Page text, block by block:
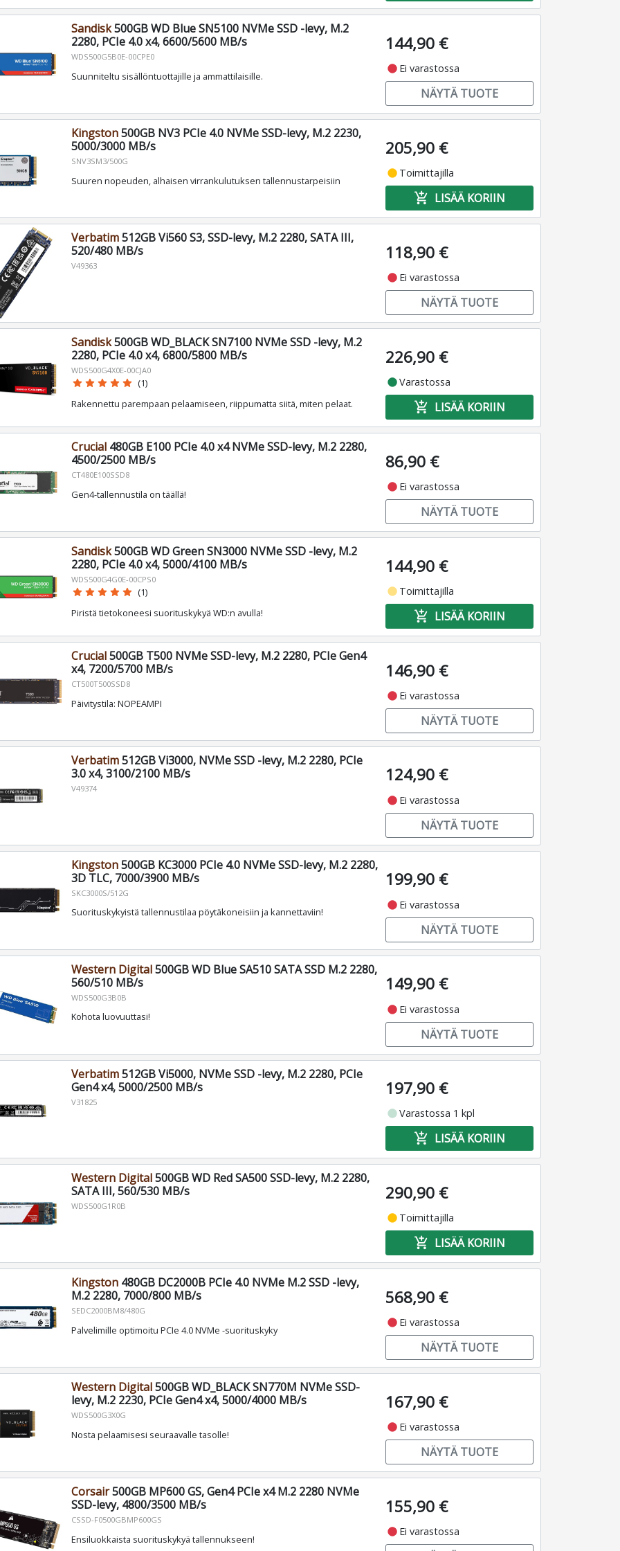
Sandisk500GB WD Blue SN5100 NVMe SSD -levy, M.2
2280, PCIe 4.0 x4, 6600/5600 MB/s
WDS500G5B0E-00CPE0
Suunniteltu sisällöntuottajille ja ammattilaisille.
144,90 €
fiber_manual_record Ei varastossa
NÄYTÄ TUOTE
Kingston500GB NV3 PCIe 4.0 NVMe SSD-levy, M.2 2230,
5000/3000 MB/s
SNV3SM3/500G
Suuren nopeuden, alhaisen virrankulutuksen tallennustarpeisiin
205,90 €
fiber_manual_record Toimittajilla
add_shopping_cart LISÄÄ KORIIN
Verbatim512GB Vi560 S3, SSD-levy, M.2 2280, SATA III,
520/480 MB/s
V49363
118,90 €
fiber_manual_record Ei varastossa
NÄYTÄ TUOTE
Sandisk500GB WD_BLACK SN7100 NVMe SSD -levy, M.2
2280, PCIe 4.0 x4, 6800/5800 MB/s
WDS500G4X0E-00CJA0
star star star star star (1)
Rakennettu parempaan pelaamiseen, riippumatta siitä, miten pelaat.
226,90 €
fiber_manual_recordVarastossa
add_shopping_cart LISÄÄ KORIIN
Crucial480GB E100 PCIe 4.0 x4 NVMe SSD-levy, M.2 2280,
4500/2500 MB/s
CT480E100SSD8
Gen4-tallennustila on täällä!
86,90 €
fiber_manual_record Ei varastossa
NÄYTÄ TUOTE
Sandisk500GB WD Green SN3000 NVMe SSD -levy, M.2
2280, PCIe 4.0 x4, 5000/4100 MB/s
WDS500G4G0E-00CPS0
star star star star star (1)
Piristä tietokoneesi suorituskykyä WD:n avulla!
144,90 €
fiber_manual_record Toimittajilla
add_shopping_cart LISÄÄ KORIIN
Crucial500GB T500 NVMe SSD-levy, M.2 2280, PCIe Gen4
x4, 7200/5700 MB/s
CT500T500SSD8
Päivitystila: NOPEAMPI
146,90 €
fiber_manual_record Ei varastossa
NÄYTÄ TUOTE
Verbatim512GB Vi3000, NVMe SSD -levy, M.2 2280, PCIe
3.0 x4, 3100/2100 MB/s
V49374
124,90 €
fiber_manual_record Ei varastossa
NÄYTÄ TUOTE
Kingston500GB KC3000 PCIe 4.0 NVMe SSD-levy, M.2 2280,
3D TLC, 7000/3900 MB/s
SKC3000S/512G
Suorituskykyistä tallennustilaa pöytäkoneisiin ja kannettaviin!
199,90 €
fiber_manual_record Ei varastossa
NÄYTÄ TUOTE
Western Digital500GB WD Blue SA510 SATA SSD M.2 2280,
560/510 MB/s
WDS500G3B0B
Kohota luovuuttasi!
149,90 €
fiber_manual_record Ei varastossa
NÄYTÄ TUOTE
Verbatim512GB Vi5000, NVMe SSD -levy, M.2 2280, PCIe
Gen4 x4, 5000/2500 MB/s
V31825
197,90 €
fiber_manual_recordVarastossa 1 kpl
add_shopping_cart LISÄÄ KORIIN
Western Digital500GB WD Red SA500 SSD-levy, M.2 2280,
SATA III, 560/530 MB/s
WDS500G1R0B
290,90 €
fiber_manual_record Toimittajilla
add_shopping_cart LISÄÄ KORIIN
Kingston480GB DC2000B PCIe 4.0 NVMe M.2 SSD -levy,
M.2 2280, 7000/800 MB/s
SEDC2000BM8/480G
Palvelimille optimoitu PCIe 4.0 NVMe -suorituskyky
568,90 €
fiber_manual_record Ei varastossa
NÄYTÄ TUOTE
Western Digital500GB WD_BLACK SN770M NVMe SSD-
levy, M.2 2230, PCIe Gen4 x4, 5000/4000 MB/s
WDS500G3X0G
Nosta pelaamisesi seuraavalle tasolle!
167,90 €
fiber_manual_record Ei varastossa
NÄYTÄ TUOTE
Corsair500GB MP600 GS, Gen4 PCIe x4 M.2 2280 NVMe
SSD-levy, 4800/3500 MB/s
CSSD-F0500GBMP600GS
Ensiluokkaista suorituskykyä tallennukseen!
155,90 €
fiber_manual_record Ei varastossa